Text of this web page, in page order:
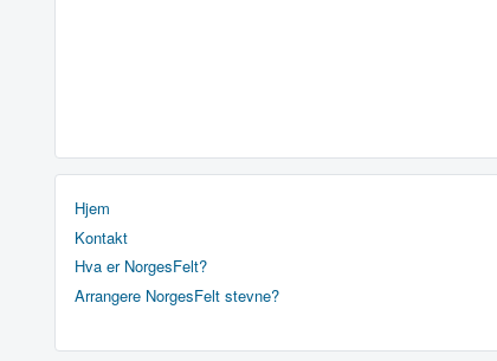
Hjem
Kontakt
Hva er NorgesFelt?
Arrangere NorgesFelt stevne?